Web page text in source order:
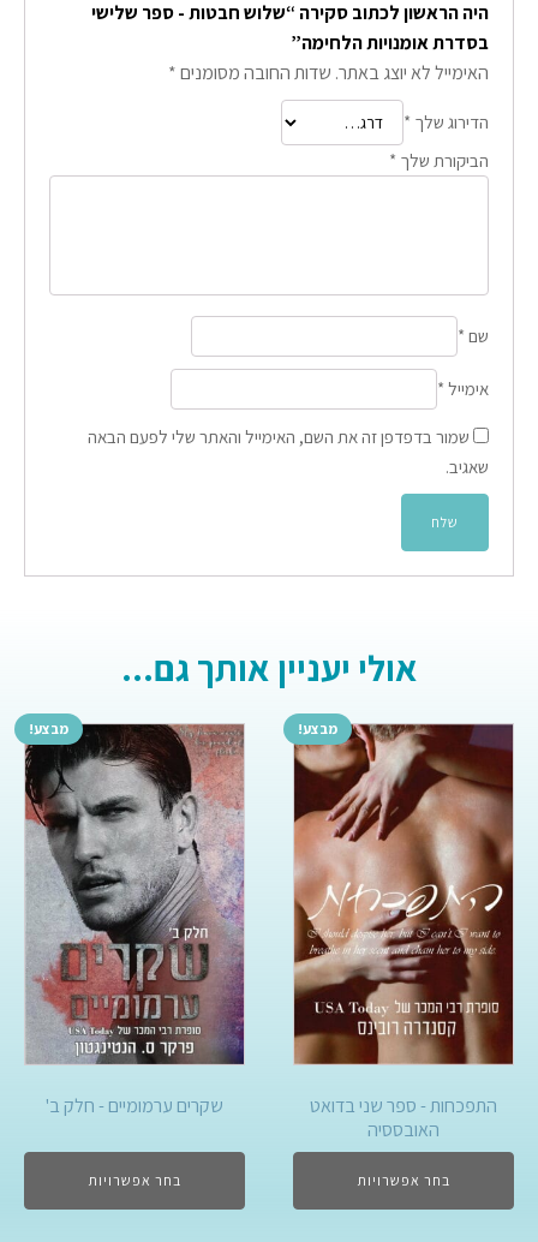
היה הראשון לכתוב סקירה “שלוש חבטות - ספר שלישי
בסדרת אומנויות הלחימה”
האימייל לא יוצג באתר. שדות החובה מסומנים*
הדירוג שלך *
הביקורת שלך *
שם *
אימייל *
שמור בדפדפן זה את השם, האימייל והאתר שלי לפעם הבאה
שאגיב.
אולי יעניין אותך גם...
מבצע!
התפכחות - ספר שני בדואט
האובססיה
בחר אפשרויות
מבצע!
שקרים ערמומיים - חלק ב'
בחר אפשרויות